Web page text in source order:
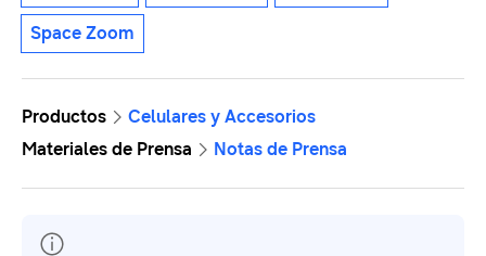
Space Zoom
Productos
Celulares y Accesorios
Materiales de Prensa
Notas de Prensa